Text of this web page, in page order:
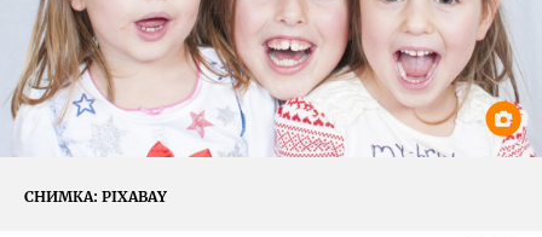
Приказки
История на изкуството
Музикална кутийка
Кои сме ние?
За вас, родители
БНР
БНР Новини
Архивен фонд на БНР
СНИМКА: PIXABAY